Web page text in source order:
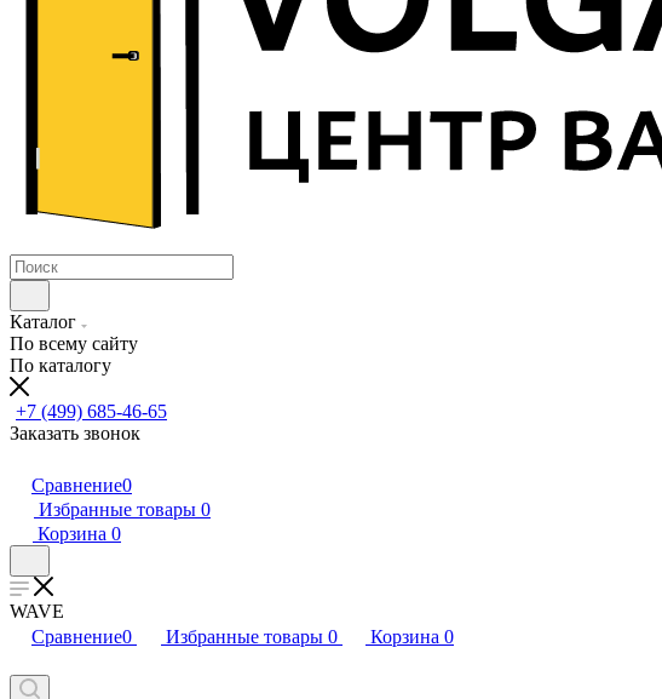
Каталог
По всему сайту
По каталогу
+7 (499) 685-46-65
Заказать звонок
Сравнение0
Избранные товары 0
Корзина 0
WAVE
Сравнение0 Избранные товары 0 Корзина 0